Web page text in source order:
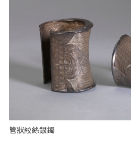
管狀絞絲銀鐲